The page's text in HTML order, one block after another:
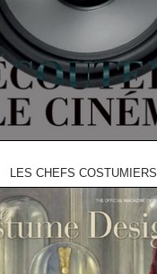
LES CHEFS COSTUMIERS